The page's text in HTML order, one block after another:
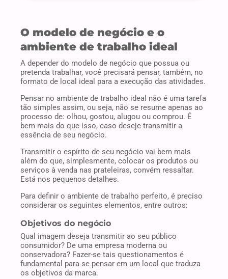
O modelo de negócio e o
ambiente de trabalho ideal
A depender do modelo de negócio que possua ou
pretenda trabalhar, você precisará pensar, também, no
formato de local ideal para a execução das atividades.
Pensar no ambiente de trabalho ideal não é uma tarefa
tão simples assim, ou seja, não se resume apenas ao
processo de: olhou, gostou, alugou ou comprou. É
bem mais do que isso, caso deseje transmitir a
essência de seu negócio.
Transmitir o espírito de seu negócio vai bem mais
além do que, simplesmente, colocar os produtos ou
serviços à venda nas prateleiras, convém ressaltar.
Está nos pequenos detalhes.
Para definir o ambiente de trabalho perfeito, é preciso
considerar os seguintes elementos, entre outros:
Objetivos do negócio
Qual imagem deseja transmitir ao seu público
consumidor? De uma empresa moderna ou
conservadora? Fazer-se tais questionamentos é
fundamental para se pensar em um local que traduza
os objetivos da marca.